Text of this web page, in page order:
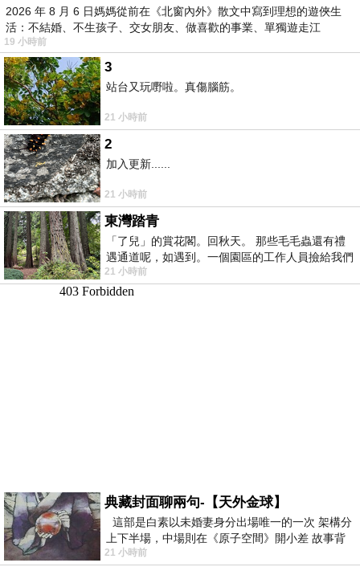
2026 年 8 月 6 日媽媽從前在《北窗內外》散文中寫到理想的遊俠生
活：不結婚、不生孩子、交女朋友、做喜歡的事業、單獨遊走江
湖⋯⋯，
19 小時前
3
站台又玩嘢啦。真傷腦筋。
21 小時前
2
加入更新......
21 小時前
東灣踏青
「了兒」的賞花閣。回秋天。 那些毛毛蟲還有禮
遇通道呢，如遇到。一個園區的工作人員撿給我們
細賞。
21 小時前
典藏封面聊兩句-【天外金球】
這部是白素以未婚妻身分出場唯一的一次 架構分
上下半場，中場則在《原子空間》開小差 故事背
景影射西藏境外流亡 地下組織
21 小時前